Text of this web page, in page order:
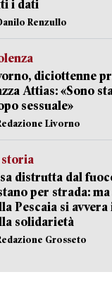
i dati
Renzullo
diciottenne
Attias: «Sono
sessuale»
Livorno
storia
distrutta dal
per strada:
Pescaia si
solidarietà
Grosseto